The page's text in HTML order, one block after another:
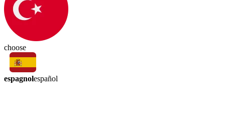
choose
espagnolespañol